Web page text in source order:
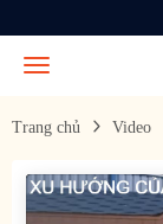
Trang chủ Video